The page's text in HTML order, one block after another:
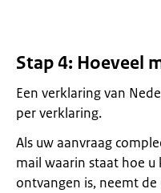
Stap 4: Hoeveel
Een verklaring van
per verklaring.
Als uw aanvraag
mail waarin staat hoe
ontvangen is, neemt de